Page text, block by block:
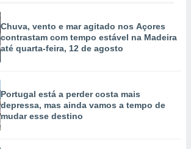
Chuva, vento e mar agitado nos Açores
contrastam com tempo estável na Madeira
até quarta-feira, 12 de agosto
Portugal está a perder costa mais
depressa, mas ainda vamos a tempo de
mudar esse destino